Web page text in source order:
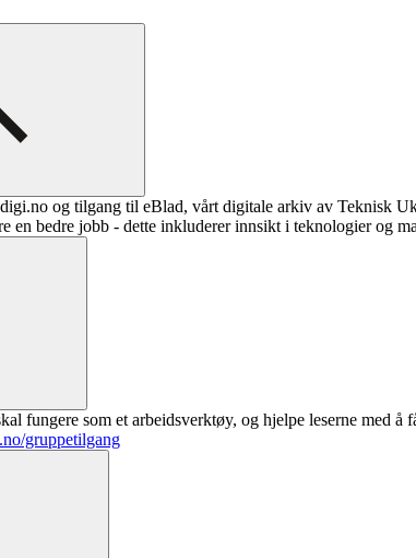
og tilgang til eBlad, vårt digitale arkiv av Teknisk
bedre jobb - dette inkluderer innsikt i teknologier og
fungere som et arbeidsverktøy, og hjelpe leserne med
gruppetilgang